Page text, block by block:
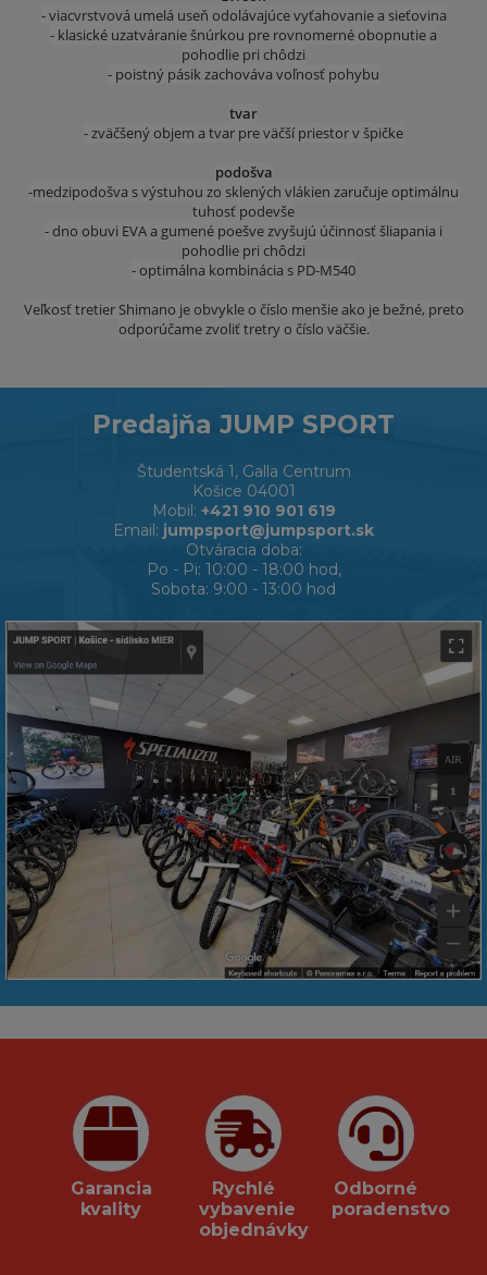
- viacvrstvová umelá useň odolávajúce vyťahovanie a sieťovina
- klasické uzatváranie šnúrkou pre rovnomerné obopnutie a
pohodlie pri chôdzi
- poistný pásik zachováva voľnosť pohybu
tvar
- zväčšený objem a tvar pre väčší priestor v špičke
podošva
-medzipodošva s výstuhou zo sklených vlákien zaručuje optimálnu
tuhosť podevše
- dno obuvi EVA a gumené poešve zvyšujú účinnosť šliapania i
pohodlie pri chôdzi
- optimálna kombinácia s PD-M540
Veľkosť tretier Shimano je obvykle o číslo menšie ako je bežné, preto
odporúčame zvoliť tretry o číslo väčšie.
Predajňa JUMP SPORT
Študentská 1, Galla Centrum
Košice 04001
Mobil: +421 910 901 619
Email: jumpsport@jumpsport.sk
Otváracia doba:
Po - Pi: 10:00 - 18:00 hod,
Sobota: 9:00 - 13:00 hod
Garancia
kvality
Rychlé
vybavenie
objednávky
Odborné
poradenstvo